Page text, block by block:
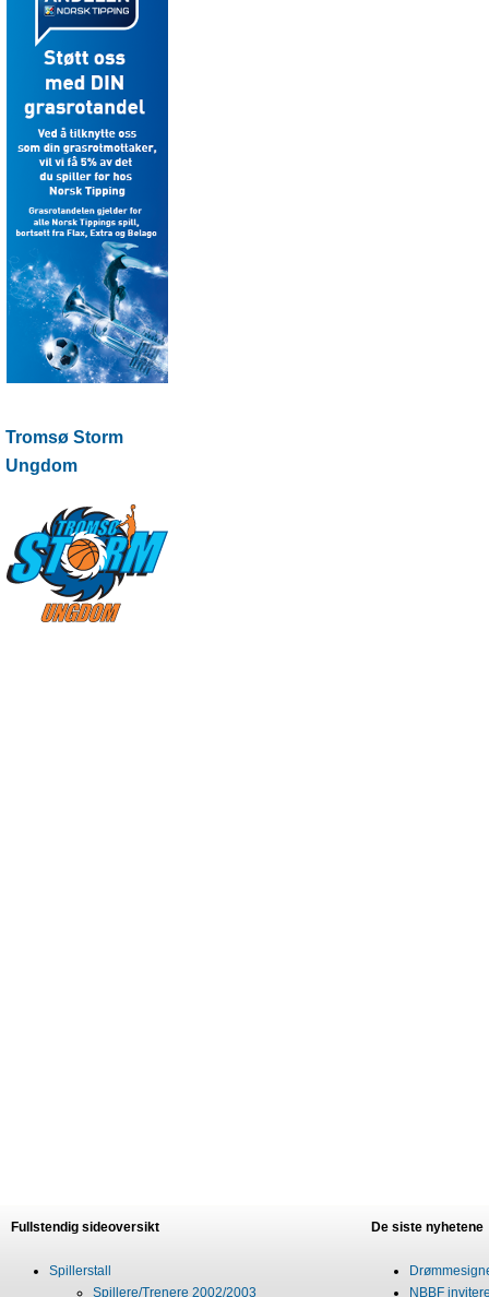
Tromsø Storm
Ungdom
Fullstendig sideoversikt
Spillerstall
Spillere/Trenere 2002/2003
De siste nyhetene
NBBF